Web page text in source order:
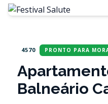
4570 PRONTO PARA
Balneário